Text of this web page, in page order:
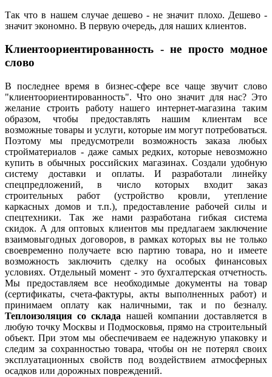
Так что в нашем случае дешево - не значит плохо. Дешево -
значит экономно. В первую очередь, для наших клиентов.
Клиентоориентированность - не просто модное
слово
В последнее время в бизнес-сфере все чаще звучит слово
"клиентоориентированность". Что оно значит для нас? Это
желание строить работу нашего интернет-магазина таким
образом, чтобы предоставлять нашим клиентам все
возможные товары и услуги, которые им могут потребоваться.
Поэтому мы предусмотрели возможность заказа любых
стройматериалов - даже самых редких, которые невозможно
купить в обычных российских магазинах. Создали удобную
систему доставки и оплаты. И разработали линейку
спецпредложений, в число которых входит заказ
строительных работ (устройство кровли, утепление
каркасных домов и т.п.), предоставление рабочей силы и
спецтехники. Так же нами разработана гибкая система
скидок. А для оптовых клиентов мы предлагаем заключение
взаимовыгодных договоров, в рамках которых вы не только
своевременно получаете всю партию товара, но и имеете
возможность заключить сделку на особых финансовых
условиях. Отдельный момент - это бухгалтерская отчетность.
Мы предоставляем все необходимые документы на товар
(сертификаты, счета-фактуры, акты выполненных работ) и
принимаем оплату как наличными, так и по безналу.
Теплоизоляция со склада нашей компании доставляется в
любую точку Москвы и Подмосковья, прямо на строительный
объект. При этом мы обеспечиваем ее надежную упаковку и
следим за сохранностью товара, чтобы он не потерял своих
эксплуатационных свойств под воздействием атмосферных
осадков или дорожных повреждений.